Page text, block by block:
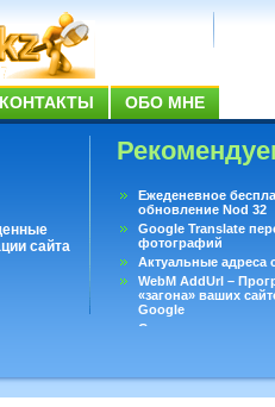
КОНТАКТЫ ОБО МНЕ
сайта
Ежеденевное
обновление Nod 32
Google Translate
фотографий
Актуальные адреса
WebM AddUrl –
«загона» ваших
Google
Существует